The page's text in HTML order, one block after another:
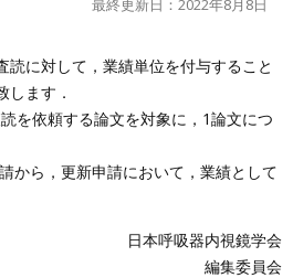
最終更新日：2022年8月8日
に対して，業績単位を付与すること
します．
を依頼する論文を対象に，1論文につ
から，更新申請において，業績として
日本呼吸器内視鏡学会
編集委員会